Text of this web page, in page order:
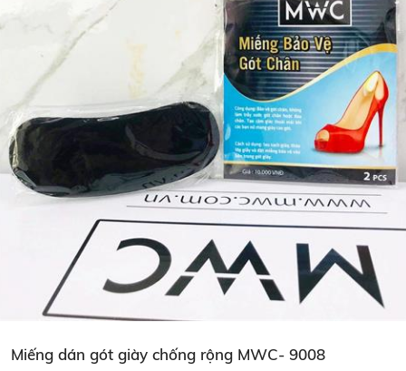
Miếng dán gót giày chống rộng MWC- 9008